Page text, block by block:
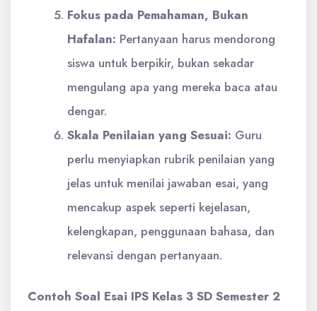
Fokus pada Pemahaman, Bukan
Hafalan: Pertanyaan harus mendorong
siswa untuk berpikir, bukan sekadar
mengulang apa yang mereka baca atau
dengar.
Skala Penilaian yang Sesuai: Guru
perlu menyiapkan rubrik penilaian yang
jelas untuk menilai jawaban esai, yang
mencakup aspek seperti kejelasan,
kelengkapan, penggunaan bahasa, dan
relevansi dengan pertanyaan.
Contoh Soal Esai IPS Kelas 3 SD Semester 2